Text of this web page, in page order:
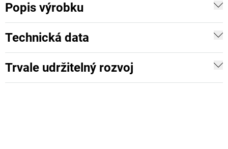
Popis výrobku
Technická data
Trvale udržitelný rozvoj